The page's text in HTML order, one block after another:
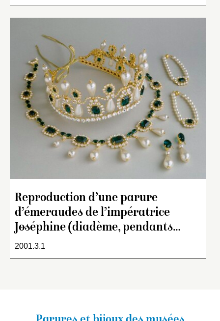
Reproduction d’une parure
d’émeraudes de l’impératrice
Joséphine (diadème, pendants…
2001.3.1